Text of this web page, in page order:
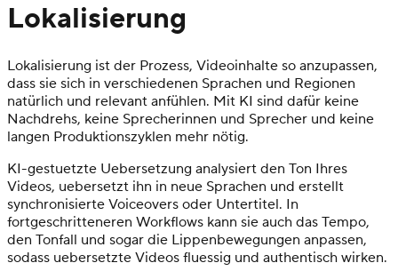
Lokalisierung
Lokalisierung ist der Prozess, Videoinhalte so anzupassen,
dass sie sich in verschiedenen Sprachen und Regionen
natürlich und relevant anfühlen. Mit KI sind dafür keine
Nachdrehs, keine Sprecherinnen und Sprecher und keine
langen Produktionszyklen mehr nötig.
KI-gestuetzte Uebersetzung analysiert den Ton Ihres
Videos, uebersetzt ihn in neue Sprachen und erstellt
synchronisierte Voiceovers oder Untertitel. In
fortgeschritteneren Workflows kann sie auch das Tempo,
den Tonfall und sogar die Lippenbewegungen anpassen,
sodass uebersetzte Videos flues­sig und authentisch wirken.